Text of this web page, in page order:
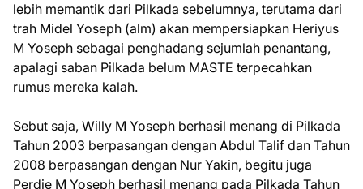
lebih memantik dari Pilkada sebelumnya, terutama dari
trah Midel Yoseph (alm) akan mempersiapkan Heriyus
M Yoseph sebagai penghadang sejumlah penantang,
apalagi saban Pilkada belum MASTE terpecahkan
rumus mereka kalah.
Sebut saja, Willy M Yoseph berhasil menang di Pilkada
Tahun 2003 berpasangan dengan Abdul Talif dan Tahun
2008 berpasangan dengan Nur Yakin, begitu juga
Perdie M Yoseph berhasil menang pada Pilkada Tahun